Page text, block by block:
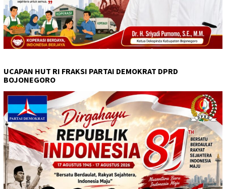
UCAPAN HUT RI FRAKSI PARTAI DEMOKRAT DPRD
BOJONEGORO